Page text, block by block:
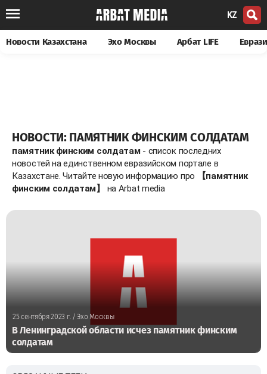
KZ
Новости Казахстана Эхо Москвы Арбат LIFE
НОВОСТИ: ПАМЯТНИК ФИНСКИМ СОЛДАТАМ
памятник финским солдатам- список последних
новостей на единственном евразийском портале в
Казахстане. Читайте новую информацию про
【памятник
финским солдатам】
на Arbat media
25 сентября 2023 г./ Эхо Москвы
В Ленинградской области исчез памятник финским
солдатам